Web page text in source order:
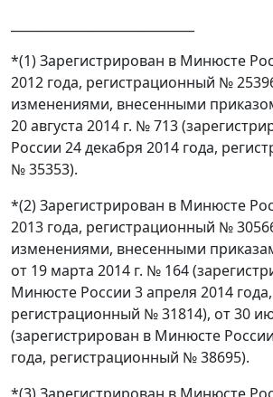
*(1) Зарегистрирован в Минюсте
2012 года, регистрационный №
изменениями, внесенными
20 августа 2014 г. № 713
России 24 декабря 2014 года,
№ 35353).
*(2) Зарегистрирован в Минюсте
2013 года, регистрационный №
изменениями, внесенными
от 19 марта 2014 г. № 164
Минюсте России 3 апреля 2014 года,
регистрационный № 31814), от 30
(зарегистрирован в Минюсте
года, регистрационный № 38695).